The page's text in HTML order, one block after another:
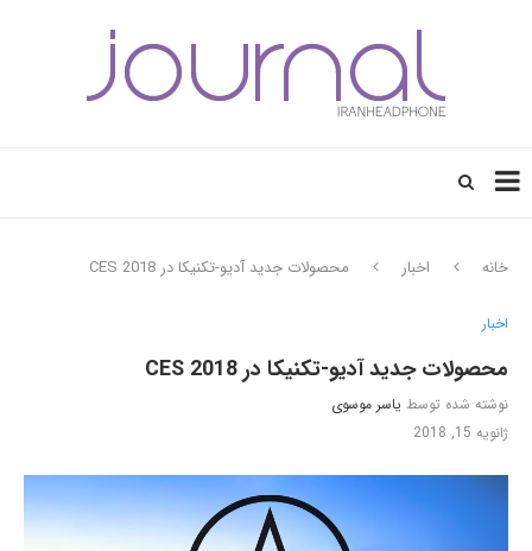
خانه اخبار محصولات جدید آدیو-تکنیکا در CES 2018
اخبار
محصولات جدید آدیو-تکنیکا در CES 2018
نوشته شده توسط یاسر موسوی
ژانویه 15, 2018